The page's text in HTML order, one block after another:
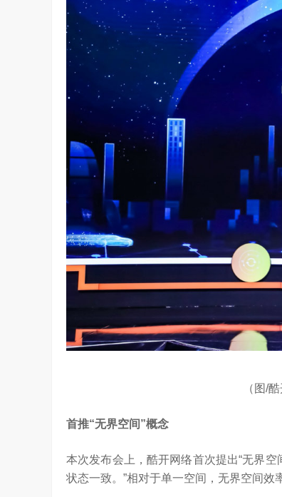
（图/
首推“无界空间”概念
本次发布会上，酷开网络首次提出“无界
状态一致。”相对于单一空间，无界空间效
算力不是最贵的？谷歌首席科学家：把数据“搬来搬去”才是烧钱大头
7.59K
YC Startup School 2026
对话AI创作者 vivo X Fold系列
2 月前
2026年，AI Agent正在完成从“问答工
进化。当技术实现从“能听会给答案”…